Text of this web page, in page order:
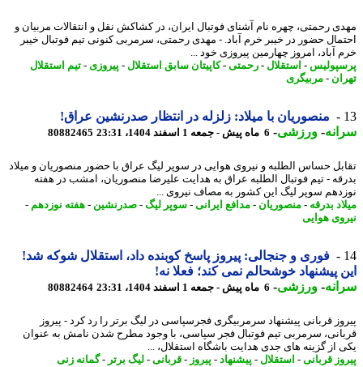
رحمتی، چهره نام آشنای فوتبال ایران، در کشاکش نقل و انتقالات مربیان و
حضور در خیبر خرم آباد. - مهدی رحمتی، سرمربی کنونی تیم فوتبال خیبر
آباد، امروز چهارمین پیروزی خود ...
-استقلال-رحمتی-کاپیتان سابق استقلال-پیروزی - تیم استقلال
- مربیگری
منصوریان با میلاد: زلزله در انتظار صدرنشین عراق!
- ورزشی-6 ماه پیش - جمعه 1 اسفند 1404، 23:31 80882465
حساس الطلبه و نیروی هوایی در سوپر لیگ عراق با حضور منصوریان و میلاد
- تیم فوتبال الطلبه عراق به هدایت علیرضا منصوریان، امشب در هفته
سوپر لیگ این کشور به مصاف نیروی ...
بدرقه- منصوریان-مدافع ایرانی- سوپر لیگ -صدرنشین-هفته نوزدهم -
هوایی
فوری و جنجالی: پیروز پاسخ کوبنده داد، استقلال شوکه شد!
پیشنهاد خوشحالم نمی کند؛ فعلا نه!
- ورزشی-6 ماه پیش - جمعه 1 اسفند 1404، 23:31 80882464
قربانی پیشنهاد سرمربیگری فجرسپاسی در لیگ برتر را رد کرد - پیروز
سرمربی تیم فوتبال فجر سپاسی، با وجود مطرح شدن نامش به عنوان
از گزینه های جدی هدایت باشگاه استقلال، ...
قربانی -استقلال-پیشنهاد-پیروز- قربانی -لیگ برتر - گمانه زنی